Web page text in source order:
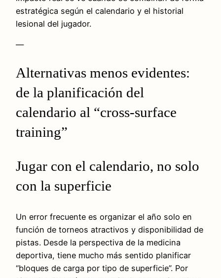
estratégica según el calendario y el historial
lesional del jugador.
—
Alternativas menos evidentes:
de la planificación del
calendario al “cross-surface
training”
Jugar con el calendario, no solo
con la superficie
Un error frecuente es organizar el año solo en
función de torneos atractivos y disponibilidad de
pistas. Desde la perspectiva de la medicina
deportiva, tiene mucho más sentido planificar
“bloques de carga por tipo de superficie”. Por